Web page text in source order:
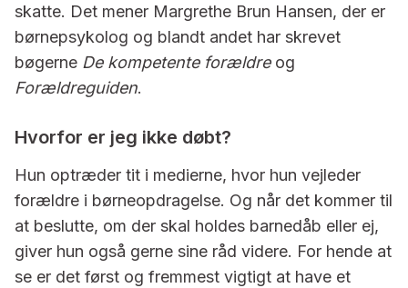
skatte. Det mener Margrethe Brun Hansen, der er
børnepsykolog og blandt andet har skrevet
bøgerne De kompetente forældreog
Forældreguiden.
Hvorfor er jeg ikke døbt?
Hun optræder tit i medierne, hvor hun vejleder
forældre i børneopdragelse. Og når det kommer til
at beslutte, om der skal holdes barnedåb eller ej,
giver hun også gerne sine råd videre. For hende at
se er det først og fremmest vigtigt at have et